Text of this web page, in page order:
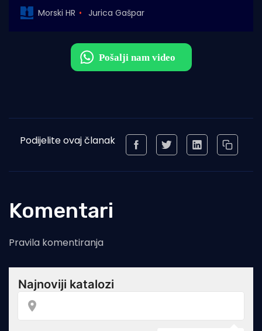
Morski HR Jurica Gašpar
Podijelite ovaj članak
Komentari
Pravila komentiranja